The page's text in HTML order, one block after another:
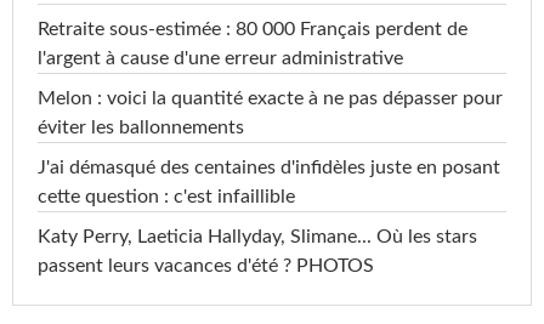
Retraite sous-estimée : 80 000 Français perdent de
l'argent à cause d'une erreur administrative
Melon : voici la quantité exacte à ne pas dépasser pour
éviter les ballonnements
J'ai démasqué des centaines d'infidèles juste en posant
cette question : c'est infaillible
Katy Perry, Laeticia Hallyday, Slimane... Où les stars
passent leurs vacances d'été ? PHOTOS